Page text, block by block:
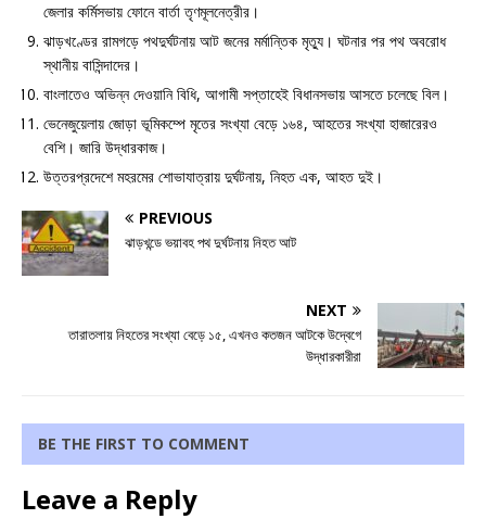
জেলার কর্মিসভায় ফোনে বার্তা তৃণমূলনেত্রীর।
ঝাড়খণ্ডের রামগড়ে পথদুর্ঘটনায় আট জনের মর্মান্তিক মৃত্যু। ঘটনার পর পথ অবরোধ
স্থানীয় বাসিন্দাদের।
বাংলাতেও অভিন্ন দেওয়ানি বিধি, আগামী সপ্তাহেই বিধানসভায় আসতে চলেছে বিল।
ভেনেজুয়েলায় জোড়া ভূমিকম্পে মৃতের সংখ্যা বেড়ে ১৬৪, আহতের সংখ্যা হাজারেরও
বেশি। জারি উদ্ধারকাজ।
উত্তরপ্রদেশে মহরমের শোভাযাত্রায় দুর্ঘটনায়, নিহত এক, আহত দুই।
PREVIOUS
ঝাড়খন্ডে ভয়াবহ পথ দুর্ঘটনায় নিহত আট
NEXT
তারাতলায় নিহতের সংখ্যা বেড়ে ১৫, এখনও কতজন আটকে উদ্বেগে
উদ্ধারকারীরা
BE THE FIRST TO COMMENT
Leave a Reply